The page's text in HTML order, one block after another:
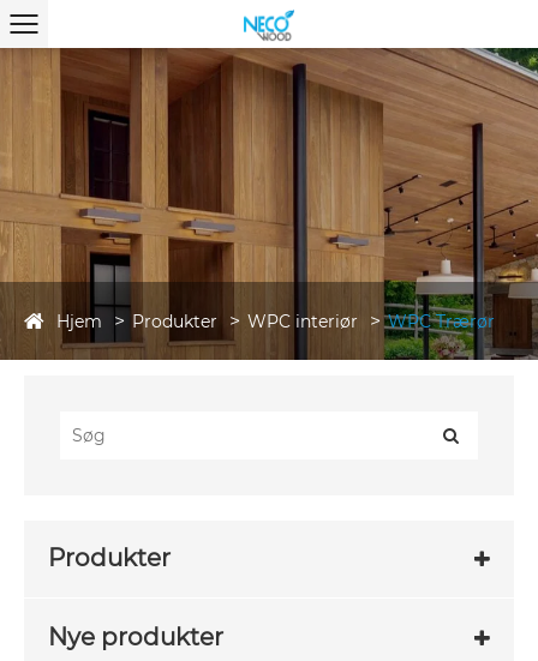
Hjem Produkter WPC interiør WPC Trærør
Produkter
Nye produkter